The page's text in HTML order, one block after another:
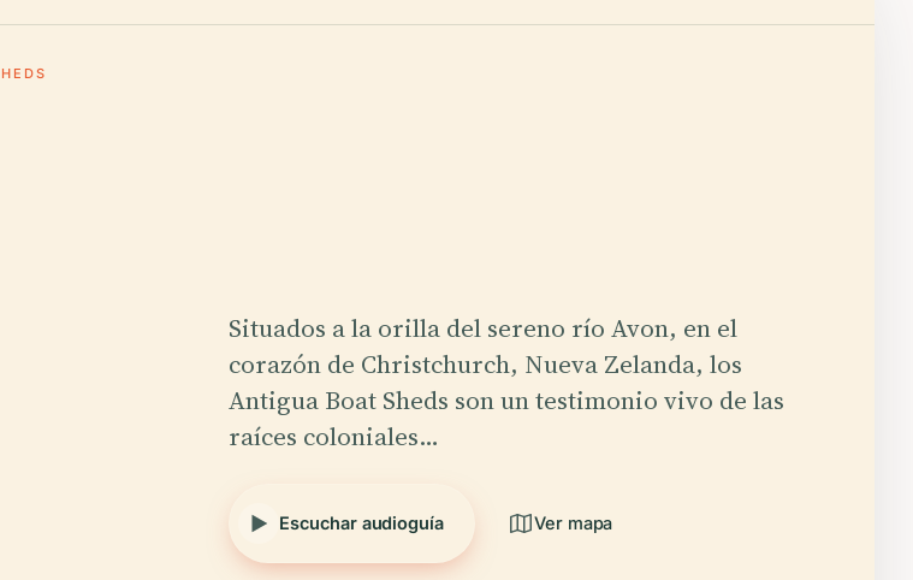
Situados a la orilla del sereno río Avon, en el
corazón de Christchurch, Nueva Zelanda, los
Antigua Boat Sheds son un testimonio vivo de las
raíces coloniales…
Escuchar audioguía Ver mapa